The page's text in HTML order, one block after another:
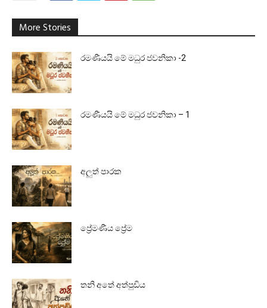
More Stories
රමණීයයි මේ මධුර ජවනිකා -2
රමණීයයි මේ මධුර ජවනිකා – 1
අලුත් පාරක
ප්‍රේමණීය ප්‍රේම
තනි අතේ අත්පුඩිය